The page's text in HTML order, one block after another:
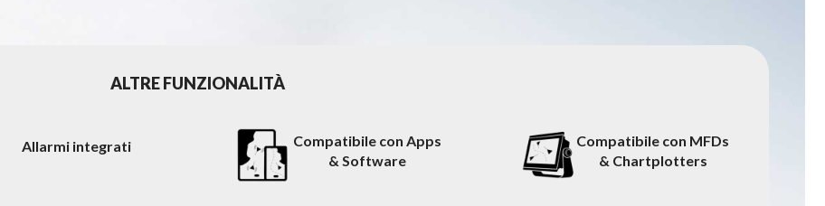
ALTRE FUNZIONALITÀ
Allarmi integrati
Compatibile con Apps
& Software
Compatibile con MFDs
& Chartplotters